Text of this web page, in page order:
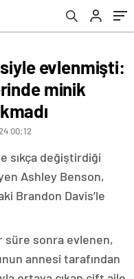
evlenmişti:
minik
00:12
sıkça değiştirdiği
Ashley Benson,
Brandon Davis’le
süre sonra evlenen,
annesi tarafından